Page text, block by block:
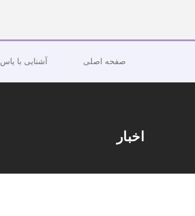
صفحه اصلی آشنایی با یاس
اخبار